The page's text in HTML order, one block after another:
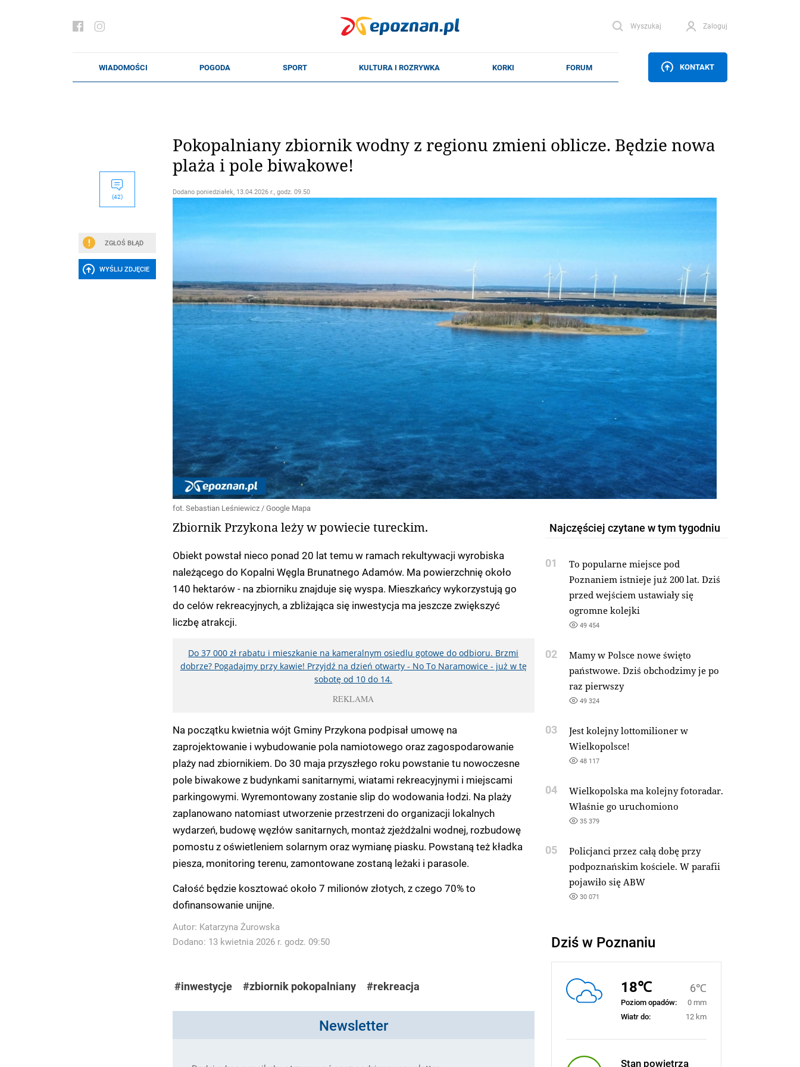
Wyszukaj Zaloguj
KONTAKT
(42)
ZGŁOŚ BŁĄD
WYŚLIJ ZDJĘCIE
Pokopalniany zbiornik wodny z regionu zmieni oblicze. Będzie nowa
plaża i pole biwakowe!
Dodano poniedziałek, 13.04.2026 r., godz. 09.50
fot. Sebastian Leśniewicz / Google Mapa
Zbiornik Przykona leży w powiecie tureckim.
Obiekt powstał nieco ponad 20 lat temu w ramach rekultywacji wyrobiska
należącego do Kopalni Węgla Brunatnego Adamów. Ma powierzchnię około
140 hektarów - na zbiorniku znajduje się wyspa. Mieszkańcy wykorzystują go
do celów rekreacyjnych, a zbliżająca się inwestycja ma jeszcze zwiększyć
liczbę atrakcji.
Do 37 000 zł rabatu i mieszkanie na kameralnym osiedlu gotowe do odbioru. Brzmi
dobrze? Pogadajmy przy kawie! Przyjdź na dzień otwarty - No To Naramowice - już w tę
sobotę od 10 do 14.
REKLAMA
Na początku kwietnia wójt Gminy Przykona podpisał umowę na
zaprojektowanie i wybudowanie pola namiotowego oraz zagospodarowanie
plaży nad zbiornikiem. Do 30 maja przyszłego roku powstanie tu nowoczesne
pole biwakowe z budynkami sanitarnymi, wiatami rekreacyjnymi i miejscami
parkingowymi. Wyremontowany zostanie slip do wodowania łodzi. Na plaży
zaplanowano natomiast utworzenie przestrzeni do organizacji lokalnych
wydarzeń, budowę węzłów sanitarnych, montaż zjeżdżalni wodnej, rozbudowę
pomostu z oświetleniem solarnym oraz wymianę piasku. Powstaną też kładka
piesza, monitoring terenu, zamontowane zostaną leżaki i parasole.
Całość będzie kosztować około 7 milionów złotych, z czego 70% to
dofinansowanie unijne.
Autor: Katarzyna Żurowska
Dodano: 13 kwietnia 2026 r. godz. 09:50
#inwestycje #zbiornik pokopalniany #rekreacja
Newsletter
Najczęściej czytane w tym tygodniu
01
To popularne miejsce pod
Poznaniem istnieje już 200 lat. Dziś
przed wejściem ustawiały się
ogromne kolejki
49 454
02
Mamy w Polsce nowe święto
państwowe. Dziś obchodzimy je po
raz pierwszy
49 324
03
Jest kolejny lottomilioner w
Wielkopolsce!
48 117
04
Wielkopolska ma kolejny fotoradar.
Właśnie go uruchomiono
35 379
05
Policjanci przez całą dobę przy
podpoznańskim kościele. W parafii
pojawiło się ABW
30 071
Dziś w Poznaniu
18℃ 6℃
Poziom opadów:
0 mm
Wiatr do:
12 km
Stan powietrza